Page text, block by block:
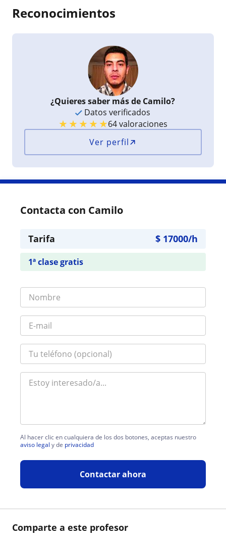
Comparte a este profesor
Reconocimientos
¿Quieres saber más de Camilo?
Datos verificados
★★★★★64 valoraciones
Ver perfil
Contacta con Camilo
Tarifa $ 17000/h
1ª clase gratis
Al hacer clic en cualquiera de los dos botones, aceptas nuestro
aviso legal y de privacidad
Contactar ahora